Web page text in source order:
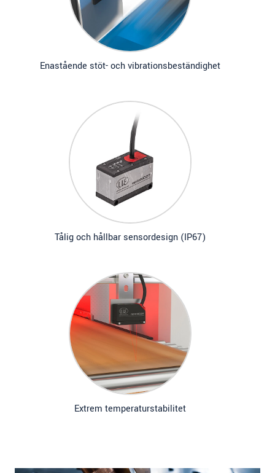
Enastående stöt- och vibrationsbeständighet
Tålig och hållbar sensordesign (IP67)
Extrem temperaturstabilitet